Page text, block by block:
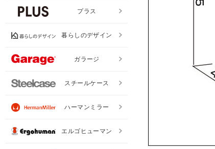
プラス
暮らしのデザイン
ガラージ
スチールケース
ハーマンミラー
エルゴヒューマン